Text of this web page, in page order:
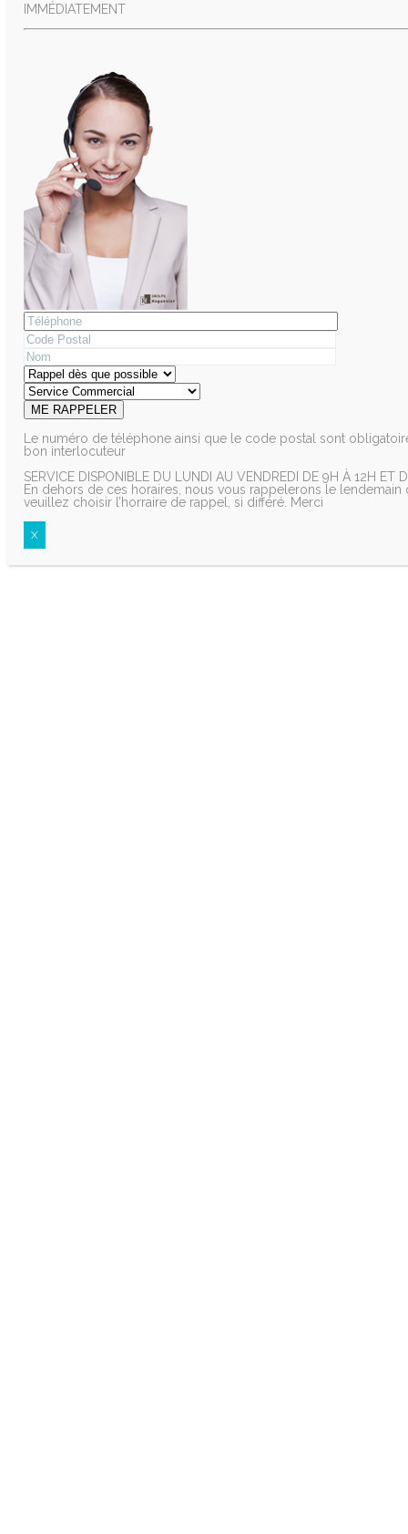
IMMÉDIATEMENT
Le numéro de téléphone ainsi que le code postal sont
bon interlocuteur
SERVICE DISPONIBLE DU LUNDI AU VENDREDI DE 9H À 12H ET
En dehors de ces horaires, nous vous rappelerons le
veuillez choisir l’horraire de rappel, si différé. Merci
X